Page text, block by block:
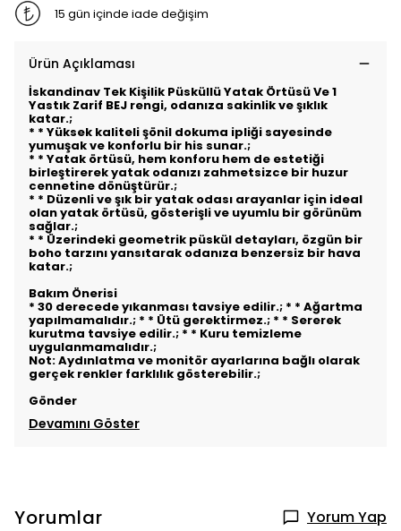
15 gün içinde iade değişim
Ürün Açıklaması
İskandinav Tek Kişilik Püsküllü Yatak Örtüsü Ve 1
Yastık Zarif BEJ rengi, odanıza sakinlik ve şıklık
katar.;
* * Yüksek kaliteli şönil dokuma ipliği sayesinde
yumuşak ve konforlu bir his sunar.;
* * Yatak örtüsü, hem konforu hem de estetiği
birleştirerek yatak odanızı zahmetsizce bir huzur
cennetine dönüştürür.;
* * Düzenli ve şık bir yatak odası arayanlar için ideal
olan yatak örtüsü, gösterişli ve uyumlu bir görünüm
sağlar.;
* * Üzerindeki geometrik püskül detayları, özgün bir
boho tarzını yansıtarak odanıza benzersiz bir hava
katar.;
Bakım Önerisi
* 30 derecede yıkanması tavsiye edilir.; * * Ağartma
yapılmamalıdır.; * * Ütü gerektirmez.; * * Sererek
kurutma tavsiye edilir.; * * Kuru temizleme
uygulanmamalıdır.;
Not: Aydınlatma ve monitör ayarlarına bağlı olarak
gerçek renkler farklılık gösterebilir.;
Gönder
Devamını Göster
Yorumlar Yorum Yap